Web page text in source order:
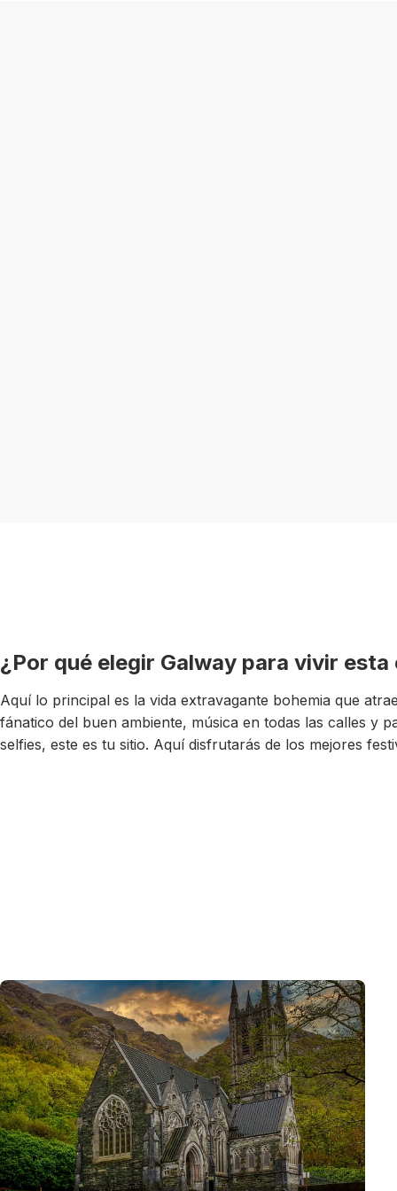
¿Por qué elegir Galway para vivir
Aquí lo principal es la vida extravagante bohemia que
fánatico del buen ambiente, música en todas las calles y
selfies, este es tu sitio. Aquí disfrutarás de los mejores